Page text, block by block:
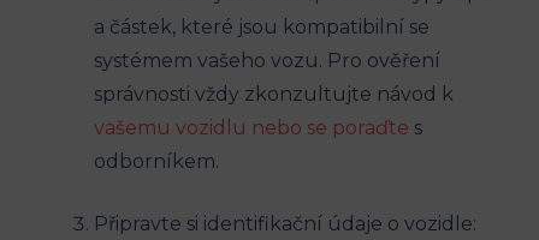
a částek, které ‍jsou kompatibilní se
systémem vašeho vozu. ⁣Pro ověření⁢
správnosti vždy zkonzultujte návod k
vašemu vozidlu ‍nebo se poraďte s⁢
odborníkem.
Připravte si ⁤identifikační údaje​ o vozidle: